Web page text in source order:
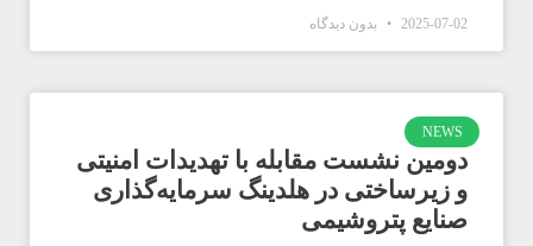
2025-07-02 بدون دیدگاه
NEWS
دومین نشست مقابله با تهدیدات امنیتی
و زیرساختی در هلدینگ سرمایه‌گذاری
صنایع پتروشیمی